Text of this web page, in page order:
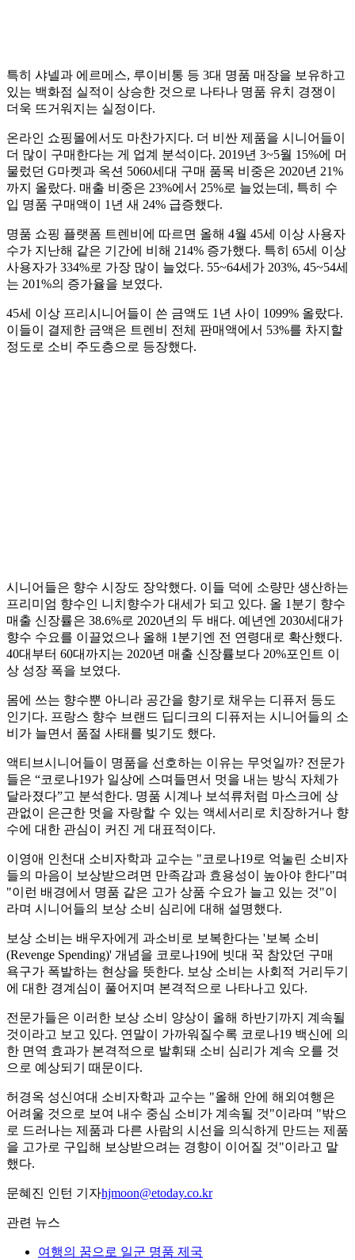
특히 샤넬과 에르메스, 루이비통 등 3대 명품 매장을 보유하고
있는 백화점 실적이 상승한 것으로 나타나 명품 유치 경쟁이
더욱 뜨거워지는 실정이다.
온라인 쇼핑몰에서도 마찬가지다. 더 비싼 제품을 시니어들이
더 많이 구매한다는 게 업계 분석이다. 2019년 3~5월 15%에 머
물렀던 G마켓과 옥션 5060세대 구매 품목 비중은 2020년 21%
까지 올랐다. 매출 비중은 23%에서 25%로 늘었는데, 특히 수
입 명품 구매액이 1년 새 24% 급증했다.
명품 쇼핑 플랫폼 트렌비에 따르면 올해 4월 45세 이상 사용자
수가 지난해 같은 기간에 비해 214% 증가했다. 특히 65세 이상
사용자가 334%로 가장 많이 늘었다. 55~64세가 203%, 45~54세
는 201%의 증가율을 보였다.
45세 이상 프리시니어들이 쓴 금액도 1년 사이 1099% 올랐다.
이들이 결제한 금액은 트렌비 전체 판매액에서 53%를 차지할
정도로 소비 주도층으로 등장했다.
시니어들은 향수 시장도 장악했다. 이들 덕에 소량만 생산하는
프리미엄 향수인 니치향수가 대세가 되고 있다. 올 1분기 향수
매출 신장률은 38.6%로 2020년의 두 배다. 예년엔 2030세대가
향수 수요를 이끌었으나 올해 1분기엔 전 연령대로 확산했다.
40대부터 60대까지는 2020년 매출 신장률보다 20%포인트 이
상 성장 폭을 보였다.
몸에 쓰는 향수뿐 아니라 공간을 향기로 채우는 디퓨저 등도
인기다. 프랑스 향수 브랜드 딥디크의 디퓨저는 시니어들의 소
비가 늘면서 품절 사태를 빚기도 했다.
액티브시니어들이 명품을 선호하는 이유는 무엇일까? 전문가
들은 “코로나19가 일상에 스며들면서 멋을 내는 방식 자체가
달라졌다”고 분석한다. 명품 시계나 보석류처럼 마스크에 상
관없이 은근한 멋을 자랑할 수 있는 액세서리로 치장하거나 향
수에 대한 관심이 커진 게 대표적이다.
이영애 인천대 소비자학과 교수는 "코로나19로 억눌린 소비자
들의 마음이 보상받으려면 만족감과 효용성이 높아야 한다"며
"이런 배경에서 명품 같은 고가 상품 수요가 늘고 있는 것"이
라며 시니어들의 보상 소비 심리에 대해 설명했다.
보상 소비는 배우자에게 과소비로 보복한다는 '보복 소비
(Revenge Spending)' 개념을 코로나19에 빗대 꾹 참았던 구매
욕구가 폭발하는 현상을 뜻한다. 보상 소비는 사회적 거리두기
에 대한 경계심이 풀어지며 본격적으로 나타나고 있다.
전문가들은 이러한 보상 소비 양상이 올해 하반기까지 계속될
것이라고 보고 있다. 연말이 가까워질수록 코로나19 백신에 의
한 면역 효과가 본격적으로 발휘돼 소비 심리가 계속 오를 것
으로 예상되기 때문이다.
허경옥 성신여대 소비자학과 교수는 "올해 안에 해외여행은
어려울 것으로 보여 내수 중심 소비가 계속될 것"이라며 "밖으
로 드러나는 제품과 다른 사람의 시선을 의식하게 만드는 제품
을 고가로 구입해 보상받으려는 경향이 이어질 것"이라고 말
했다.
문혜진 인턴 기자hjmoon@etoday.co.kr
관련 뉴스
여행의 꿈으로 일군 명품 제국